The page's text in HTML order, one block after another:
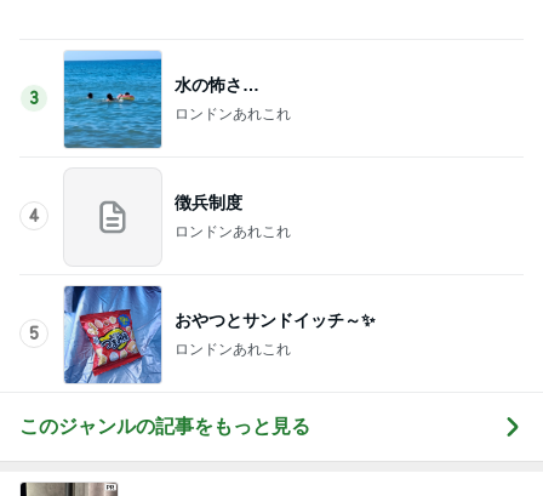
4
徴兵制度
ロンドンあれこれ
5
おやつとサンドイッチ～✨
ロンドンあれこれ
このジャンルの記事をもっと見る
Amebaトピックス 4時間前